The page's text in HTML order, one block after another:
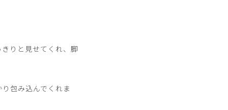
りと見せてくれ、脚
包み込んでくれま